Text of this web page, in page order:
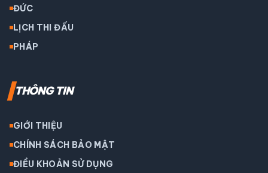
ĐỨC
LỊCH THI ĐẤU
PHÁP
THÔNG TIN
GIỚI THIỆU
CHÍNH SÁCH BẢO MẬT
ĐIỀU KHOẢN SỬ DỤNG